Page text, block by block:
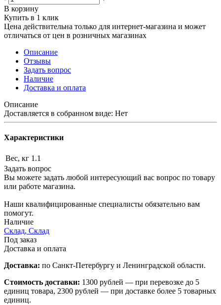
В корзину
Купить в 1 клик
Цена действительна только для интернет-магазина и может
отличаться от цен в розничных магазинах
Описание
Отзывы
Задать вопрос
Наличие
Доставка и оплата
Описание
Доставляется в собранном виде: Нет
Характеристики
Вес, кг 1.1
Задать вопрос
Вы можете задать любой интересующий вас вопрос по товару
или работе магазина.
Наши квалифицированные специалисты обязательно вам
помогут.
Наличие
Склад, Склад
Под заказ
Доставка и оплата
Доставка: по Санкт-Петербургу и Ленинградской области.
Стоимость доставки: 1300 рублей — при перевозке до 5
единиц товара, 2300 рублей — при доставке более 5 товарных
единиц.